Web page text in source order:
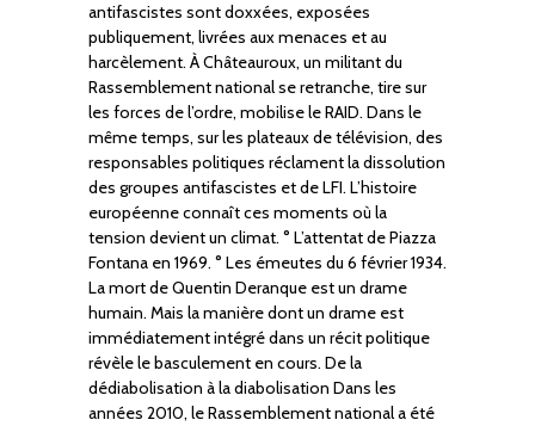
antifascistes sont doxxées, exposées
publiquement, livrées aux menaces et au
harcèlement. À Châteauroux, un militant du
Rassemblement national se retranche, tire sur
les forces de l’ordre, mobilise le RAID. Dans le
même temps, sur les plateaux de télévision, des
responsables politiques réclament la dissolution
des groupes antifascistes et de LFI. L’histoire
européenne connaît ces moments où la
tension devient un climat. ° L’attentat de Piazza
Fontana en 1969. ° Les émeutes du 6 février 1934.
La mort de Quentin Deranque est un drame
humain. Mais la manière dont un drame est
immédiatement intégré dans un récit politique
révèle le basculement en cours. De la
dédiabolisation à la diabolisation Dans les
années 2010, le Rassemblement national a été